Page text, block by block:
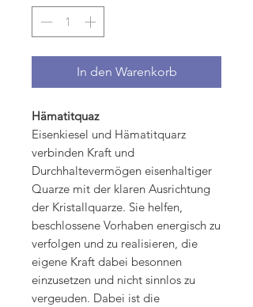
In den Warenkorb
Hämatitquaz
Eisenkiesel und Hämatitquarz
verbinden Kraft und
Durchhaltevermögen eisenhaltiger
Quarze mit der klaren Ausrichtung
der Kristallquarze. Sie helfen,
beschlossene Vorhaben energisch zu
verfolgen und zu realisieren, die
eigene Kraft dabei besonnen
einzusetzen und nicht sinnlos zu
vergeuden. Dabei ist die